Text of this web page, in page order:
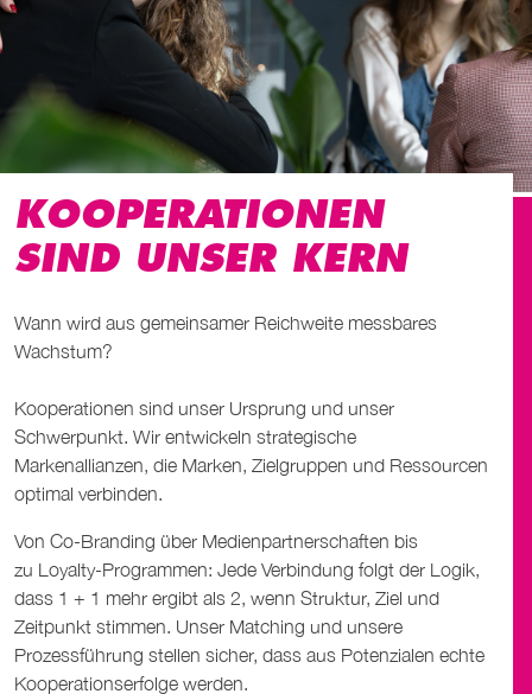
KOOPERA­TIONEN
SIND UNSER KERN
Wann wird aus gemeinsamer Reichweite messbares
Wachstum?
Kooperationen sind unser Ursprung und unser
Schwerpunkt. Wir entwickeln strategische
Markenallianzen, die Marken, Zielgruppen und Ressourcen
optimal verbinden.
Von Co-Branding über Medienpartnerschaften bis
zu Loyalty-Programmen: Jede Verbindung folgt der Logik,
dass 1 + 1 mehr ergibt als 2, wenn Struktur, Ziel und
Zeitpunkt stimmen. Unser Matching und unsere
Prozessführung stellen sicher, dass aus Potenzialen echte
Kooperationserfolge werden.